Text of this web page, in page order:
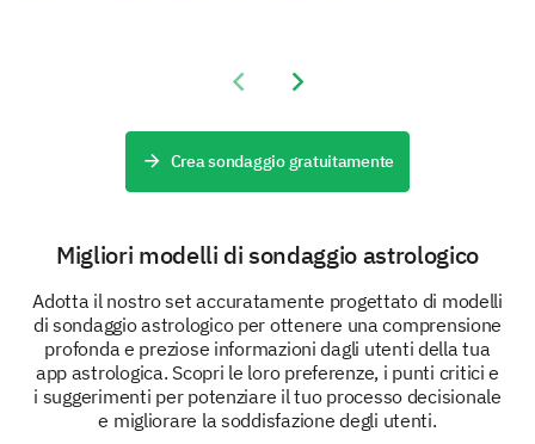
Hai altri feedback o suggerimenti che vorresti
condividere con noi?
Previous slide
Next slide
Crea sondaggio gratuitamente
Migliori modelli di sondaggio astrologico
Adotta il nostro set accuratamente progettato di modelli
di sondaggio astrologico per ottenere una comprensione
profonda e preziose informazioni dagli utenti della tua
app astrologica. Scopri le loro preferenze, i punti critici e
i suggerimenti per potenziare il tuo processo decisionale
e migliorare la soddisfazione degli utenti.